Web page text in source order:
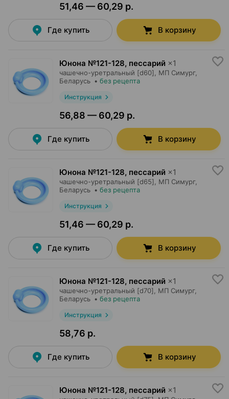
51,46 — 60,29 р.
Где купить В корзину
Юнона №121-128, пессарий ×1
чашечно-уретральный [d60], МП Симург,
Беларусь • без рецепта
Инструкция
56,88 — 60,29 р.
Где купить В корзину
Юнона №121-128, пессарий ×1
чашечно-уретральный [d65], МП Симург,
Беларусь • без рецепта
Инструкция
51,46 — 60,29 р.
Где купить В корзину
Юнона №121-128, пессарий ×1
чашечно-уретральный [d70], МП Симург,
Беларусь • без рецепта
Инструкция
58,76 р.
Где купить В корзину
Юнона №121-128, пессарий ×1